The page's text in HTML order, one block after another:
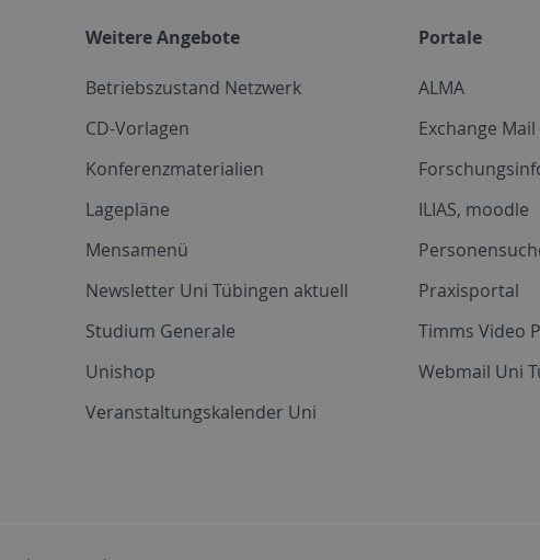
Weitere Angebote
Betriebszustand Netzwerk
CD-Vorlagen
Konferenzmaterialien
Lagepläne
Mensamenü
Newsletter Uni Tübingen aktuell
Studium Generale
Unishop
Veranstaltungskalender Uni
Portale
ALMA
Exchange Mail
ILIAS, moodle
Praxisportal
Timms Video
Webmail Uni